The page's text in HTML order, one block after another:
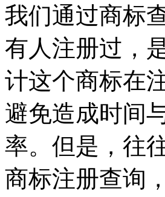
我们通过商标
有人注册过，
计这个商标在
避免造成时间
率。但是，往
商标注册查询